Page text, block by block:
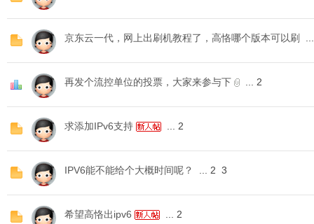
京东云一代，网上出刷机教程了，高恪哪个版本可以刷
再发个流控单位的投票，大家来参与下 2
求添加IPv6支持 2
IPV6能不能给个大概时间呢？ 2 3
希望高恪出ipv6 2